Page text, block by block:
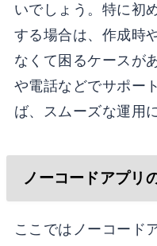
いでしょう。特に初
する場合は、作成時
なくて困るケースが
や電話などでサポー
ば、スムーズな運用
ノーコードアプリ
ここではノーコード